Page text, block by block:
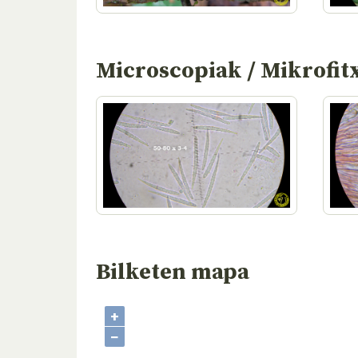
Microscopiak /
Bilketen mapa
+
−